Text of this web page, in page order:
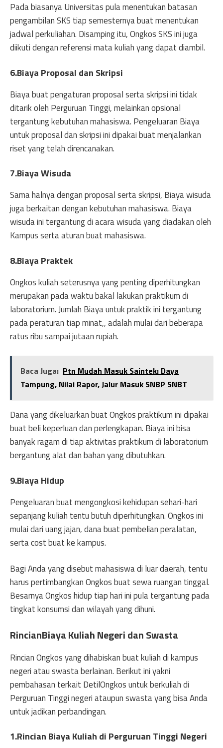
Pada biasanya Universitas pula menentukan batasan
pengambilan SKS tiap semesternya buat menentukan
jadwal perkuliahan. Disamping itu, Ongkos SKS ini juga
diikuti dengan referensi mata kuliah yang dapat diambil.
6.Biaya Proposal dan Skripsi
Biaya buat pengaturan proposal serta skripsi ini tidak
ditarik oleh Perguruan Tinggi, melainkan opsional
tergantung kebutuhan mahasiswa. Pengeluaran Biaya
untuk proposal dan skripsi ini dipakai buat menjalankan
riset yang telah direncanakan.
7.Biaya Wisuda
Sama halnya dengan proposal serta skripsi, Biaya wisuda
juga berkaitan dengan kebutuhan mahasiswa. Biaya
wisuda ini tergantung di acara wisuda yang diadakan oleh
Kampus serta aturan buat mahasiswa.
8.Biaya Praktek
Ongkos kuliah seterusnya yang penting diperhitungkan
merupakan pada waktu bakal lakukan praktikum di
laboratorium. Jumlah Biaya untuk praktik ini tergantung
pada peraturan tiap minat,, adalah mulai dari beberapa
ratus ribu sampai jutaan rupiah.
Baca Juga: Ptn Mudah Masuk Saintek: Daya
Tampung, Nilai Rapor, Jalur Masuk SNBP SNBT
Dana yang dikeluarkan buat Ongkos praktikum ini dipakai
buat beli keperluan dan perlengkapan. Biaya ini bisa
banyak ragam di tiap aktivitas praktikum di laboratorium
bergantung alat dan bahan yang dibutuhkan.
9.Biaya Hidup
Pengeluaran buat mengongkosi kehidupan sehari-hari
sepanjang kuliah tentu butuh diperhitungkan. Ongkos ini
mulai dari uang jajan, dana buat pembelian peralatan,
serta cost buat ke kampus.
Bagi Anda yang disebut mahasiswa di luar daerah, tentu
harus pertimbangkan Ongkos buat sewa ruangan tinggal.
Besarnya Ongkos hidup tiap hari ini pula tergantung pada
tingkat konsumsi dan wilayah yang dihuni.
RincianBiaya Kuliah Negeri dan Swasta
Rincian Ongkos yang dihabiskan buat kuliah di kampus
negeri atau swasta berlainan. Berikut ini yakni
pembahasan terkait DetilOngkos untuk berkuliah di
Perguruan Tinggi negeri ataupun swasta yang bisa Anda
untuk jadikan perbandingan.
1.Rincian Biaya Kuliah di Perguruan Tinggi Negeri